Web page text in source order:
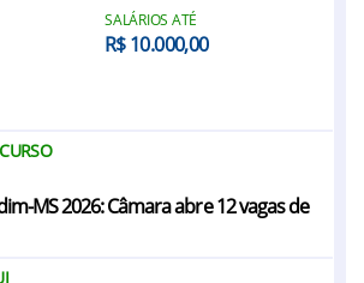
SALÁRIOS ATÉ
R$ 10.000,00
MS 2026: Câmara abre 12 vagas de